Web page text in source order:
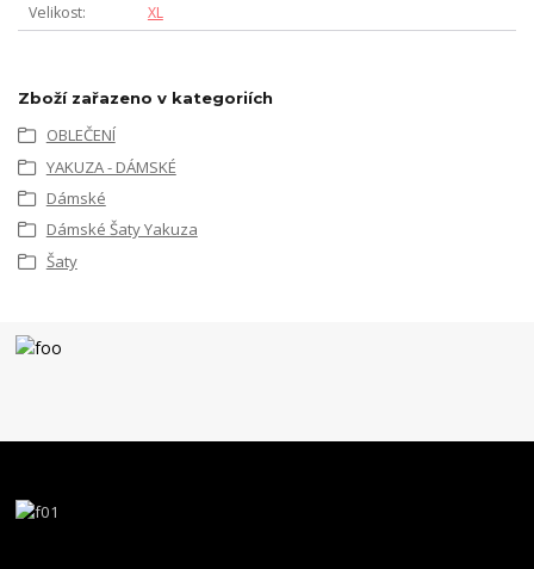
Velikost
XL
Zboží zařazeno v kategoriích
OBLEČENÍ
YAKUZA - DÁMSKÉ
Dámské
Dámské Šaty Yakuza
Šaty